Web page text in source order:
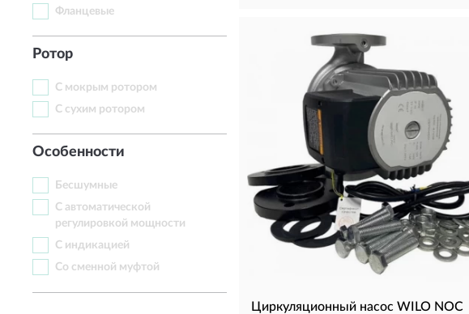
Фланцевые
Ротор
С мокрым ротором
С сухим ротором
Особенности
Бесшумные
С автоматической
регулировкой мощности
С индикацией
Со сменной муфтой
Циркуляционный насос WILO NOC